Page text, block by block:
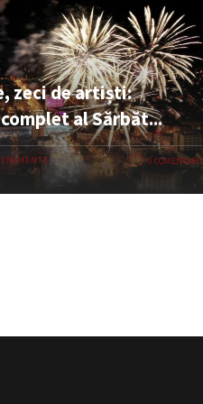
zeci de artiști:
al Sărbăt...
0 COMENTARII